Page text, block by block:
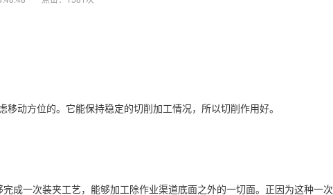
动方位的。它能保持稳定的切削加工情况，所以切削作用好。
成一次装夹工艺，能够加工除作业渠道底面之外的一切面。正因为这种一次